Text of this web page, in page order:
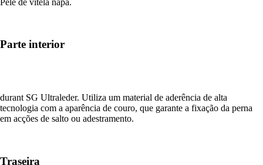
Parte interior
durant SG Ultraleder. Utiliza um material de aderência de alta
tecnologia com a aparência de couro, que garante a fixação da perna
em acções de salto ou adestramento.
Traseira